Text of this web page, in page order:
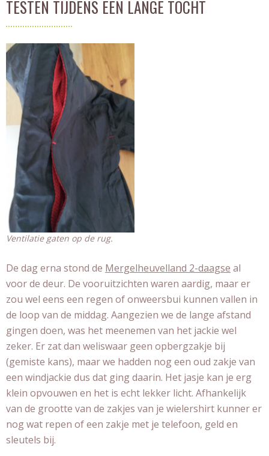
TESTEN TIJDENS EEN LANGE TOCHT
Ventilatie gaten op de rug.
De dag erna stond de Mergelheuvelland 2-daagse al
voor de deur. De vooruitzichten waren aardig, maar er
zou wel eens een regen of onweersbui kunnen vallen in
de loop van de middag. Aangezien we de lange afstand
gingen doen, was het meenemen van het jackie wel
zeker. Er zat dan weliswaar geen opbergzakje bij
(gemiste kans), maar we hadden nog een oud zakje van
een windjackie dus dat ging daarin. Het jasje kan je erg
klein opvouwen en het is echt lekker licht. Afhankelijk
van de grootte van de zakjes van je wielershirt kunner er
nog wat repen of een zakje met je telefoon, geld en
sleutels bij.